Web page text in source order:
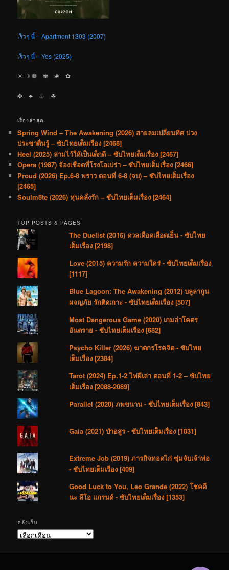
เร็วๆ นี้ – Apartment 1303 (2007)
เร็วๆ นี้ – Yes (2025)
☀︎ ☽ ❁ ✾ ❀ ✿
✤ ♣︎ ♧ ☘︎
เรื่องล่าสุด
Spring Wind – The Awakening (2026) สายลมเปลี่ยนทิศ ปวง
ประชาตื่นรู้ – ซับไทยเต็มเรื่อง [2468]
Heel (2025) ล่ามไว้ให้เป็นเด็กดี – ซับไทยเต็มเรื่อง [2467]
Opera (1987) จ้องเชือดที่โรงโอเปร่า – ซับไทยเต็มเรื่อง [2466]
Proud (2026) Ep.6-8 พราว ตอนที่ 6-8 (จบ) – ซับไทยเต็มเรื่อง
[2465]
Soulm8te (2026) หุ่นคลั่งรัก – ซับไทยเต็มเรื่อง [2464]
TOP POSTS & PAGES
The Duelist (2016) ดวลเดือดเลือดเย็น - ซับไทย
เต็มเรื่อง [2198]
Love (2015) ความรัก ความใคร่ - ซับไทยเต็มเรื่อง
[1117]
Blue Lagoon: The Awakening (2012) บลูลากูน
ผจญภัย รักติดเกาะ - ซับไทยเต็มเรื่อง [507]
Most Dangerous Game (2020) เกมล่าโคตร
อันตราย - ซับไทยเต็มเรื่อง [682]
Psycho Killer (2026) ฆาตกรโรคจิต - ซับไทย
เต็มเรื่อง [2384]
Tarot (2024) Ep.1-2 ไพ่ผีเล่า ตอนที่ 1-2 – ซับไทย
เต็มเรื่อง [2088-2089]
Parallel (2020) ภพขนาน - ซับไทยเต็มเรื่อง [843]
Gaia (2021) ป่าอสูร - ซับไทยเต็มเรื่อง [1031]
Extreme Job (2019) ภารกิจทอดไก่ ซุ่มจับเจ้าพ่อ
- ซับไทยเต็มเรื่อง [409]
Good Luck to You, Leo Grande (2022) โชคดี
นะ ลีโอ แกรนด์ - ซับไทยเต็มเรื่อง [1353]
คลังเก็บ
คลัง